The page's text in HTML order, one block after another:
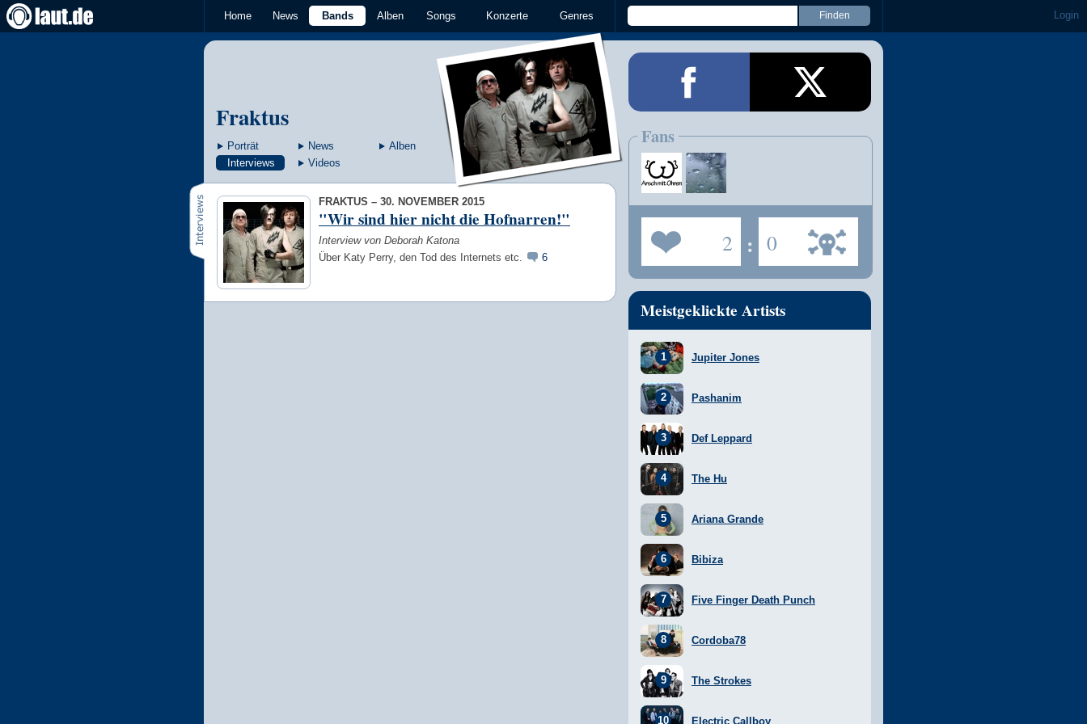
Home News Bands Alben Songs Konzerte Genres Login
Fraktus
Porträt News
Alben
Interviews
Videos
FRAKTUS – 30. NOVEMBER 2015
"Wir sind hier nicht die Hofnarren!"
Interview von Deborah Katona
Über Katy Perry, den Tod des Internets etc.
6
Fans
2 : 0
Meistgeklickte Artists
Jupiter Jones
Pashanim
Def Leppard
The Hu
Ariana Grande
Bibiza
Five Finger Death Punch
Cordoba78
The Strokes
Electric Callboy